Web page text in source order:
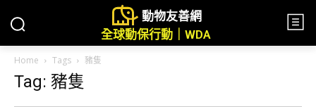
動物友善網
全球動保行動｜WDA
Home Tags 豬隻
Tag: 豬隻